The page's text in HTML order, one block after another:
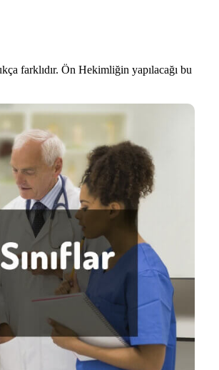
farklıdır. Ön Hekimliğin yapılacağı bu